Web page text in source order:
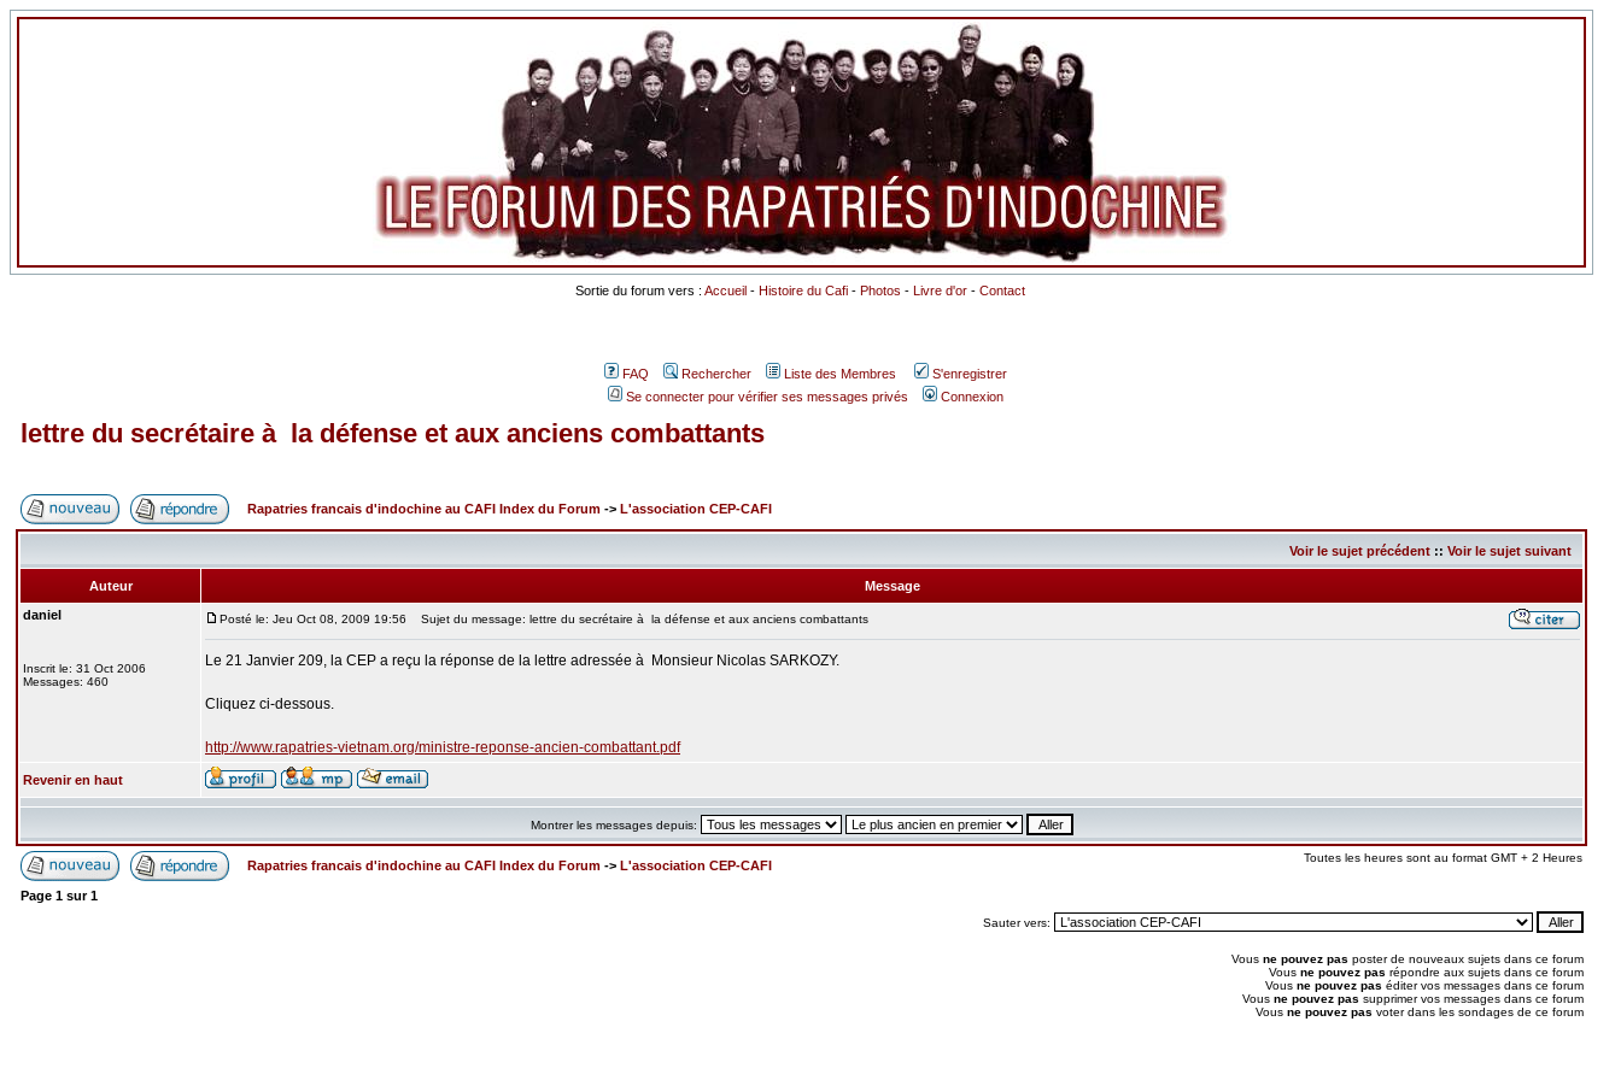
Sortie du forum vers : Accueil- Histoire du Cafi- Photos - Livre d'or- Contact
FAQ Rechercher Liste des Membres
S'enregistrer
Se connecter pour vérifier ses messages privés
Connexion
lettre du secrétaire à la défense et aux anciens combattants
Rapatries francais d'indochine au CAFI Index du Forum -> L'association CEP-CAFI
Voir le sujet précédent :: Voir le sujet suivant
Auteur
Message
daniel
Inscrit le: 31 Oct 2006
Messages: 460
Posté le: Jeu Oct 08, 2009 19:56 Sujet du message: lettre du secrétaire à la défense et aux anciens combattants
Le 21 Janvier 209, la CEP a reçu la réponse de la lettre adressée à Monsieur Nicolas SARKOZY.
Cliquez ci-dessous.
http://www.rapatries-vietnam.org/ministre-reponse-ancien-combattant.pdf
Revenir en haut
Montrer les messages depuis:
Rapatries francais d'indochine au CAFI Index du Forum -> L'association CEP-CAFI
Toutes les heures sont au format GMT + 2 Heures
Page 1 sur1
Sauter vers:
Vous ne pouvez pas poster de nouveaux sujets dans ce forum
Vous ne pouvez pas répondre aux sujets dans ce forum
Vous ne pouvez pas éditer vos messages dans ce forum
Vous ne pouvez pas supprimer vos messages dans ce forum
Vous ne pouvez pas voter dans les sondages de ce forum